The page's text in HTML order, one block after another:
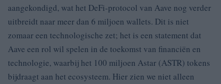
aangekondigd, wat het DeFi-protocol van Aave nog verder
uitbreidt naar meer dan 6 miljoen wallets. Dit is niet
zomaar een technologische zet; het is een statement dat
Aave een rol wil spelen in de toekomst van financiën en
technologie, waarbij het 100 miljoen Astar (ASTR) tokens
bijdraagt aan het ecosysteem. Hier zien we niet alleen